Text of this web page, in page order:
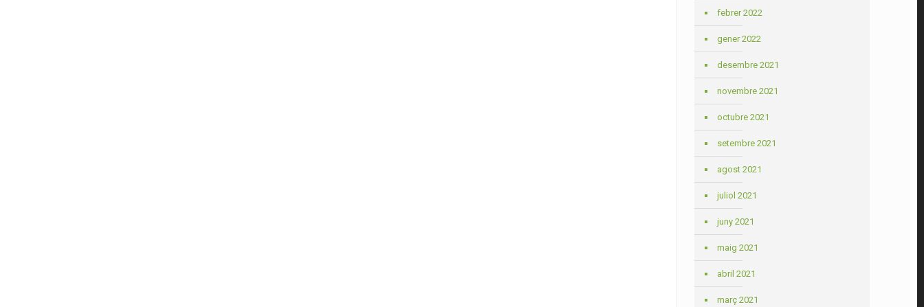
febrer 2022
gener 2022
desembre 2021
novembre 2021
octubre 2021
setembre 2021
agost 2021
juliol 2021
juny 2021
maig 2021
abril 2021
març 2021